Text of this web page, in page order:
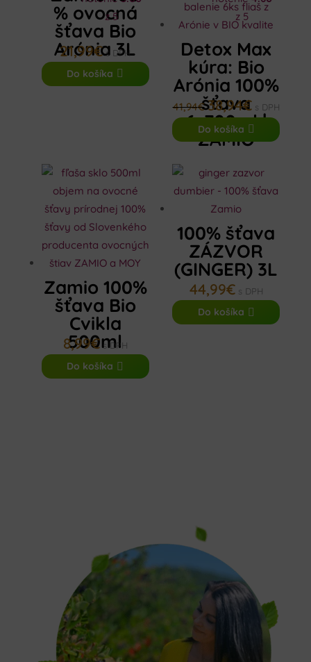
% ovocná
šťava Bio
Arónia 3L
z 5
21,99€s DPH
Do košíka
Detox Max
kúra: Bio
Arónia 100%
šťava
6x700ml |
ZAMIO
z 5
41,94€Pôvodná
cena
bola:
38,94€Aktuálna
cena
je:
s DPH
Do košíka
Zamio 100%
šťava Bio
Cvikla
500ml
8,99€s DPH
Do košíka
100% šťava
ZÁZVOR
(GINGER) 3L
44,99€s DPH
Do košíka